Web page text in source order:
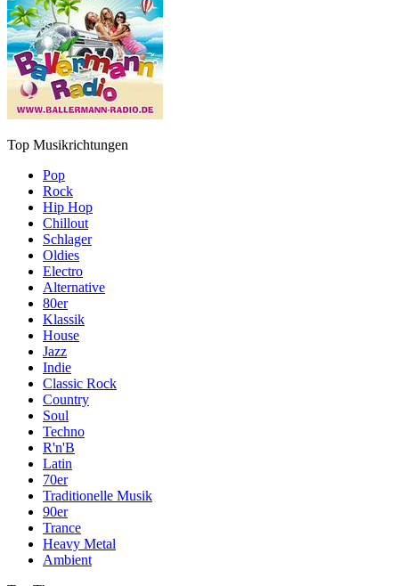
Top Musikrichtungen
Pop
Rock
Hip Hop
Chillout
Schlager
Oldies
Electro
Alternative
80er
Klassik
House
Jazz
Indie
Classic Rock
Country
Soul
Techno
R'n'B
Latin
70er
Traditionelle Musik
90er
Trance
Heavy Metal
Ambient